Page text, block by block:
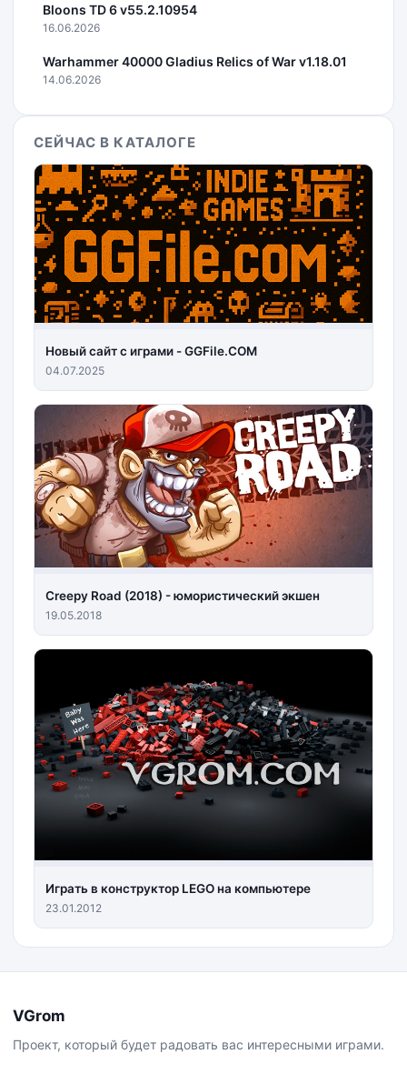
Bloons TD 6 v55.2.10954
16.06.2026
Warhammer 40000 Gladius Relics of War v1.18.01
14.06.2026
СЕЙЧАС В КАТАЛОГЕ
Новый сайт с играми - GGFile.COM
04.07.2025
Creepy Road (2018) - юмористический экшен
19.05.2018
Играть в конструктор LEGO на компьютере
23.01.2012
VGrom
Проект, который будет радовать вас интересными играми.